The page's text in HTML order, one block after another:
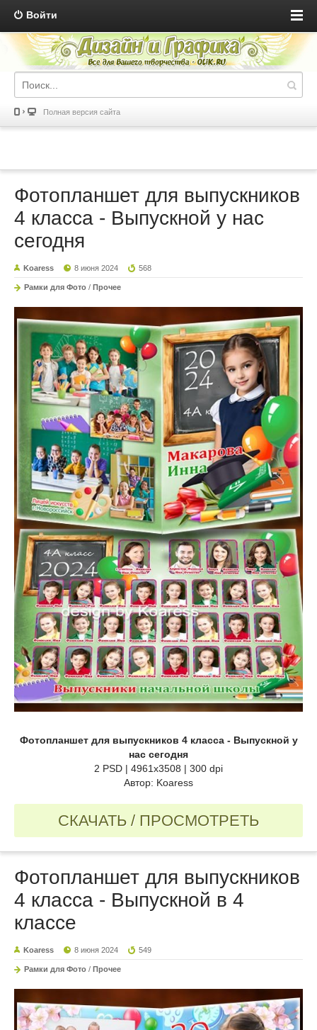
Войти
Полная версия сайта
Фотопланшет для выпускников
4 класса - Выпускной у нас
сегодня
Koaress 8 июня 2024 568
Рамки для Фото / Прочее
Фотопланшет для выпускников 4 класса - Выпускной у
нас сегодня
2 PSD | 4961x3508 | 300 dpi
Автор: Koaress
СКАЧАТЬ / ПРОСМОТРЕТЬ
Фотопланшет для выпускников
4 класса - Выпускной в 4
классе
Koaress 8 июня 2024 549
Рамки для Фото / Прочее